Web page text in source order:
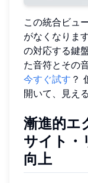
この統合ビュ
がなくなりま
の対応する鍵
た音符とその
今すぐ試す ？
開いて、見え
漸進的エ
サイト・
向上